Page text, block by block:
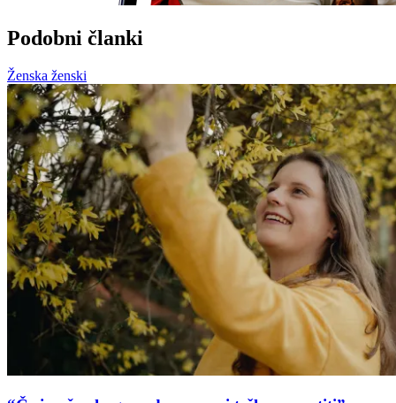
Podobni članki
Ženska ženski